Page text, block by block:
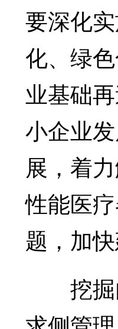
要深化
化、绿
业基础
小企业
展，着
性能医
题，加
挖掘